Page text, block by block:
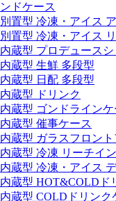
ンドケース
別置型 冷凍・アイス
別置型 冷凍・アイス
内蔵型 プロデュース
内蔵型 生鮮 多段型
内蔵型 日配 多段型
内蔵型 ドリンク
内蔵型 ゴンドラインケ
内蔵型 催事ケース
内蔵型 ガラスフロン
内蔵型 冷凍 リーチイ
内蔵型 冷凍・アイス
内蔵型 HOT&COLDド
内蔵型 COLDドリンク